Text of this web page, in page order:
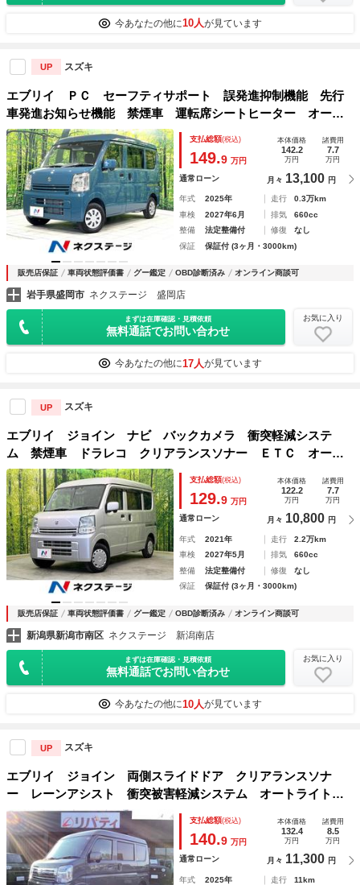
今あなたの他に10人が見ています
UP スズキ
エブリイ ＰＣ セーフティサポート 誤発進抑制機能 先行
車発進お知らせ機能 禁煙車 運転席シートヒーター オート
ハイビーム オートライト 運転席シートバックポケット／助
手席シートバックテーブル
支払総額(税込)
149.9 万円
本体価格
142.2
万円
諸費用
7.7
万円
通常ローン 月々 13,100 円
年式 2025年 走行
0.3万km
車検
2027年6月 排気
660cc
整備
法定整備付 修復
なし
保証
保証付 (3ヶ月・3000km)
販売店保証 車両状態評価書 グー鑑定 OBD診断済み オンライン商談可
岩手県盛岡市 ネクステージ 盛岡店
まずは在庫確認・見積依頼
無料通話でお問い合わせ
お気に入り
今あなたの他に17人が見ています
UP スズキ
エブリイ ジョイン ナビ バックカメラ 衝突軽減システ
ム 禁煙車 ドラレコ クリアランスソナー ＥＴＣ オート
ハイビーム 車線逸脱警報 オートライト ハイルーフ キー
レス 電動格納ミラー プライバシーガラス
支払総額(税込)
129.9 万円
本体価格
122.2
万円
諸費用
7.7
万円
通常ローン 月々 10,800 円
年式 2021年 走行
2.2万km
車検
2027年5月 排気
660cc
整備
法定整備付 修復
なし
保証
保証付 (3ヶ月・3000km)
販売店保証 車両状態評価書 グー鑑定 OBD診断済み オンライン商談可
新潟県新潟市南区 ネクステージ 新潟南店
まずは在庫確認・見積依頼
無料通話でお問い合わせ
お気に入り
今あなたの他に10人が見ています
UP スズキ
エブリイ ジョイン 両側スライドドア クリアランスソナ
ー レーンアシスト 衝突被害軽減システム オートライト
スマートキー アイドリングストップ 電動格納ミラー シー
トヒーター ＣＶＴ ＡＢＳ ＥＳＣ エアコン
支払総額(税込)
140.9 万円
本体価格
132.4
万円
諸費用
8.5
万円
通常ローン 月々 11,300 円
年式 2025年 走行
11km